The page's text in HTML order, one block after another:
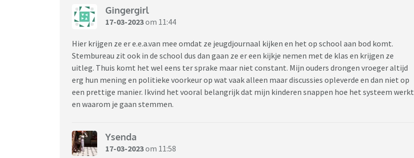
Gingergirl
17-03-2023om 11:44
Hier krijgen ze er e.e.a.van mee omdat ze jeugdjournaal kijken en het op school aan bod komt.
Stembureau zit ook in de school dus dan gaan ze er een kijkje nemen met de klas en krijgen ze
uitleg. Thuis komt het wel eens ter sprake maar niet constant. Mijn ouders drongen vroeger altijd
erg hun mening en politieke voorkeur op wat vaak alleen maar discussies opleverde en dan niet op
een prettige manier. Ikvind het vooral belangrijk dat mijn kinderen snappen hoe het systeem werkt
en waarom je gaan stemmen.
Ysenda
17-03-2023om 11:58